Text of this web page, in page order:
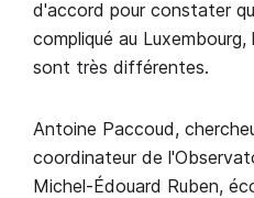
d'accord pour constater
compliqué au
sont très différentes.
Antoine Paccoud,
coordinateur de
Michel-Édouard Ruben,